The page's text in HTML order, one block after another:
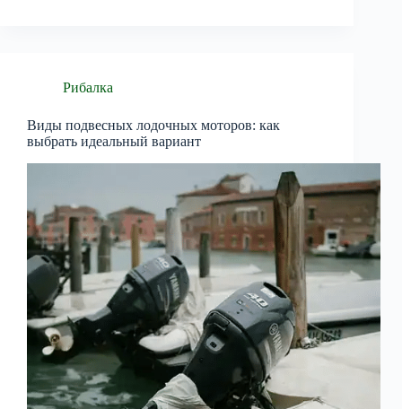
Рибалка
Виды подвесных лодочных моторов: как
выбрать идеальный вариант